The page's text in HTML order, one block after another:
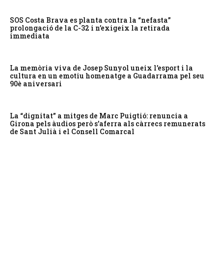
SOS Costa Brava es planta contra la “nefasta”
prolongació de la C-32 i n’exigeix la retirada
immediata
La memòria viva de Josep Sunyol uneix l’esport i la
cultura en un emotiu homenatge a Guadarrama pel seu
90è aniversari
La “dignitat” a mitges de Marc Puigtió: renuncia a
Girona pels àudios però s’aferra als càrrecs remunerats
de Sant Julià i el Consell Comarcal